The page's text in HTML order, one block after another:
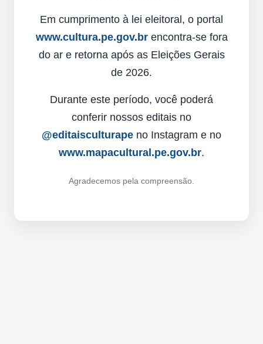
Em cumprimento à lei eleitoral, o portal
www.cultura.pe.gov.brencontra-se fora
do ar e retorna após as Eleições Gerais
de 2026.
Durante este período, você poderá
conferir nossos editais no
@editaisculturape no Instagram e no
www.mapacultural.pe.gov.br.
Agradecemos pela compreensão.